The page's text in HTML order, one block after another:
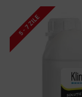
5 - 7 ZILE